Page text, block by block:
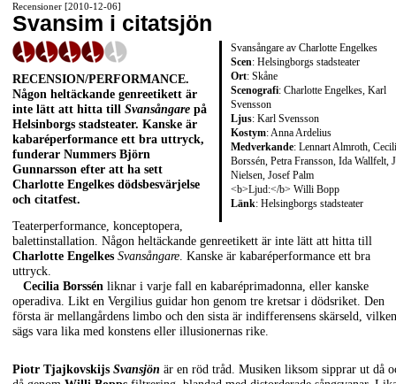
Recensioner [2010-12-06]
Svansim i citatsjön
Svansångare av Charlotte Engelkes
Scen: Helsingborgs stadsteater
Ort: Skåne
Scenografi: Charlotte Engelkes, Karl
Svensson
Ljus: Karl Svensson
Kostym: Anna Ardelius
Medverkande: Lennart Almroth,
Borssén, Petra Fransson, Ida Wallfelt,
Nielsen, Josef Palm
<b>Ljud:</b> Willi Bopp
Länk: Helsingborgs stadsteater
RECENSION/PERFORMANCE.
Någon heltäckande genreetikett är
inte lätt att hitta till Svansångare på
Helsinborgs stadsteater. Kanske är
kabaréperformance ett bra uttryck,
funderar Nummers Björn
Gunnarsson efter att ha sett
Charlotte Engelkes dödsbesvärjelse
och citatfest.
Teaterperformance, konceptopera,
balettinstallation. Någon heltäckande genreetikett är inte lätt att hitta till
Charlotte Engelkes Svansångare. Kanske är kabaréperformance ett bra
uttryck.
Cecilia Borssén liknar i varje fall en kabaréprimadonna, eller kanske
operadiva. Likt en Vergilius guidar hon genom tre kretsar i dödsriket. Den
första är mellangårdens limbo och den sista är indifferensens skärseld, vilken
sägs vara lika med konstens eller illusionernas rike.
Piotr Tjajkovskijs Svansjön är en röd tråd. Musiken liksom sipprar ut då